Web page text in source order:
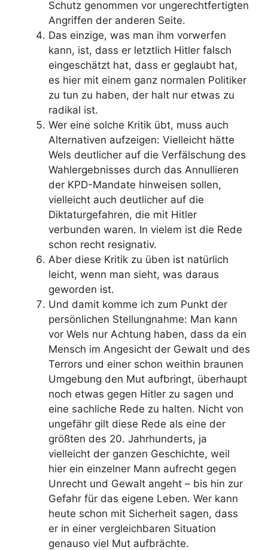
Schutz genommen vor ungerechtfertigten
Angriffen der anderen Seite.
Das einzige, was man ihm vorwerfen
kann, ist, dass er letztlich Hitler falsch
eingeschätzt hat, dass er geglaubt hat,
es hier mit einem ganz normalen Politiker
zu tun zu haben, der halt nur etwas zu
radikal ist.
Wer eine solche Kritik übt, muss auch
Alternativen aufzeigen: Vielleicht hätte
Wels deutlicher auf die Verfälschung des
Wahlergebnisses durch das Annullieren
der KPD-Mandate hinweisen sollen,
vielleicht auch deutlicher auf die
Diktaturgefahren, die mit Hitler
verbunden waren. In vielem ist die Rede
schon recht resignativ.
Aber diese Kritik zu üben ist natürlich
leicht, wenn man sieht, was daraus
geworden ist.
Und damit komme ich zum Punkt der
persönlichen Stellungnahme: Man kann
vor Wels nur Achtung haben, dass da ein
Mensch im Angesicht der Gewalt und des
Terrors und einer schon weithin braunen
Umgebung den Mut aufbringt, überhaupt
noch etwas gegen Hitler zu sagen und
eine sachliche Rede zu halten. Nicht von
ungefähr gilt diese Rede als eine der
größten des 20. Jahrhunderts, ja
vielleicht der ganzen Geschichte, weil
hier ein einzelner Mann aufrecht gegen
Unrecht und Gewalt angeht – bis hin zur
Gefahr für das eigene Leben. Wer kann
heute schon mit Sicherheit sagen, dass
er in einer vergleichbaren Situation
genauso viel Mut aufbrächte.